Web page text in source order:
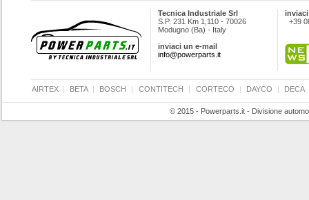
Tecnica Industriale Srl
S.P. 231 Km 1,110 - 70026
Modugno (Ba) - Italy
inviaci un e-mail
info@powerparts.it
+39
AIRTEX | BETA | BOSCH | CONTITECH | CORTECO | DAYCO | DECA
© 2015 - Powerparts.it - Divisione